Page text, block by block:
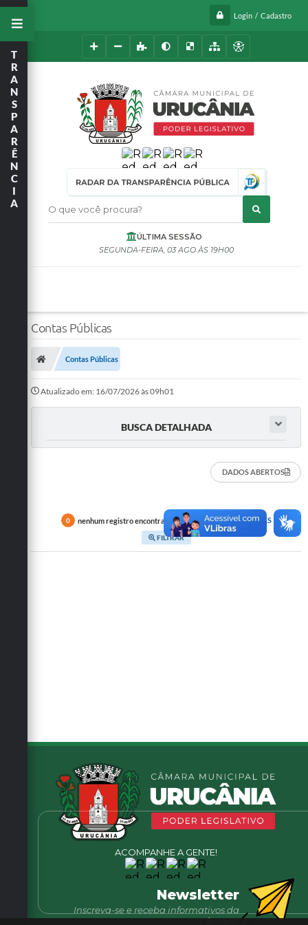
Login / Cadastro
O que você procura?
ÚLTIMA SESSÃO
SEGUNDA-FEIRA 03 AGO 19H00
T
R
A
N
S
P
A
R
Ê
N
C
I
A
Contas Públicas
Contas Públicas
Atualizado em: 16/07/2026 às 09h01
BUSCA DETALHADA
DADOS ABERTOS
0 nenhum registro encontrado emTODAS AS CATEGORIAS
FILTRAR
ACOMPANHE A GENTE!
Newsletter
Inscreva-se e receba informativos da
Câmara!